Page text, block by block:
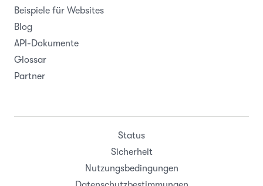
Beispiele für Websites
Blog
API-Dokumente
Glossar
Partner
Status
Sicherheit
Nutzungsbedingungen